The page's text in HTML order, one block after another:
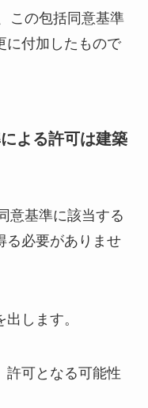
この包括同意基準
に付加したもので
よる許可は建築
意基準に該当する
る必要がありませ
します。
許可となる可能性